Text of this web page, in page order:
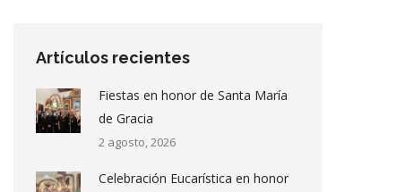
Artículos recientes
Fiestas en honor de Santa María
de Gracia
2 agosto, 2026
Celebración Eucarística en honor